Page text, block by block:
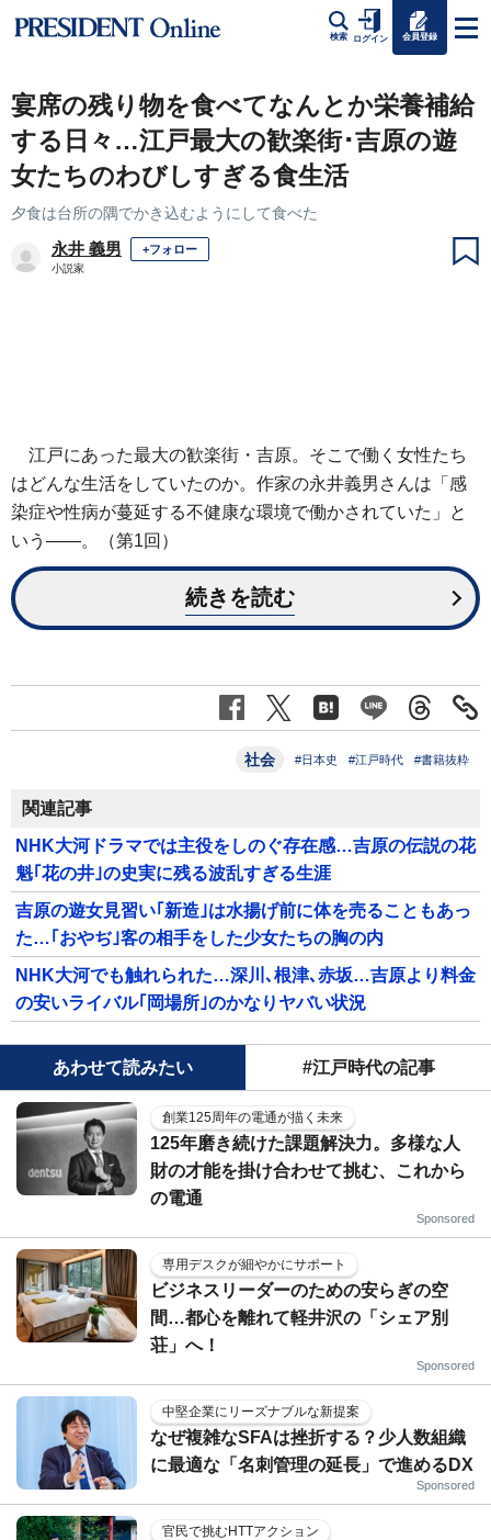
検索 ログイン 会員登録
宴席の残り物を食べてなんとか栄養補給
する日々…江戸最大の歓楽街･吉原の遊
女たちのわびしすぎる食生活
夕食は台所の隅でかき込むようにして食べた
永井 義男 +フォロー
小説家
江戸にあった最大の歓楽街・吉原。そこで働く女性たち
はどんな生活をしていたのか。作家の永井義男さんは「感
染症や性病が蔓延する不健康な環境で働かされていた」と
いう――。（第1回）
続きを読む
社会 #日本史 #江戸時代 #書籍抜粋
関連記事
NHK大河ドラマでは主役をしのぐ存在感…吉原の伝説の花
魁｢花の井｣の史実に残る波乱すぎる生涯
吉原の遊女見習い｢新造｣は水揚げ前に体を売ることもあっ
た…｢おやぢ｣客の相手をした少女たちの胸の内
NHK大河でも触れられた…深川､根津､赤坂…吉原より料金
の安いライバル｢岡場所｣のかなりヤバい状況
あわせて読みたい #江戸時代の記事
創業125周年の電通が描く未来
125年磨き続けた課題解決力。多様な人
財の才能を掛け合わせて挑む、これから
の電通
Sponsored
専用デスクが細やかにサポート
ビジネスリーダーのための安らぎの空
間…都心を離れて軽井沢の「シェア別
荘」へ！
Sponsored
中堅企業にリーズナブルな新提案
なぜ複雑なSFAは挫折する？少人数組織
に最適な「名刺管理の延長」で進めるDX
Sponsored
官民で挑むHTTアクション